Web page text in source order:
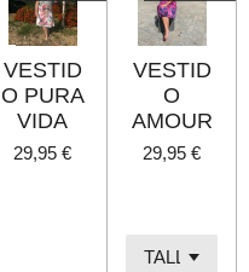
VESTID
O PURA
VIDA
29,95 €
VESTID
O
AMOUR
29,95 €